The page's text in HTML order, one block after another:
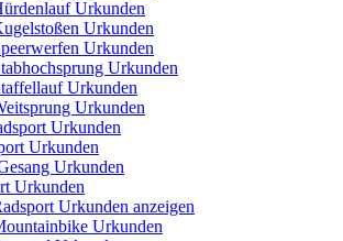
Urkunden
Urkunden
Urkunden
Urkunden
Urkunden
Urkunden
Urkunden
Urkunden
Urkunden
Urkunden
Urkunden anzeigen
Urkunden